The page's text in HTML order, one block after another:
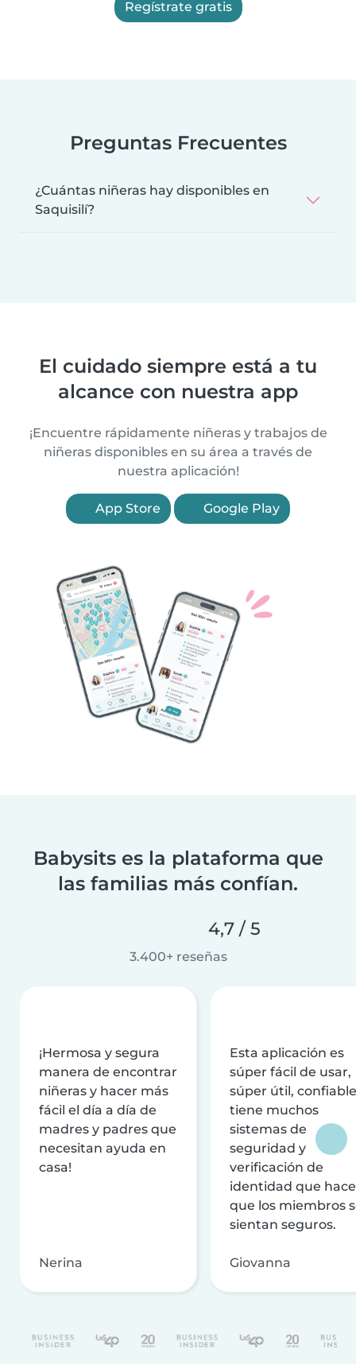
Regístrate gratis
Preguntas Frecuentes
¿Cuántas niñeras hay disponibles en
Saquisilí?
El cuidado siempre está a tu
alcance con nuestra app
¡Encuentre rápidamente niñeras y trabajos de
niñeras disponibles en su área a través de
nuestra aplicación!
App Store Google Play
Babysits es la plataforma que
las familias más confían.
4,7 / 5
3.400+ reseñas
¡Hermosa y segura
manera de encontrar
niñeras y hacer más
fácil el día a día de
madres y padres que
necesitan ayuda en
casa!
Nerina
Esta aplicación es
súper fácil de usar,
súper útil,
tiene muchos
sistemas de
seguridad y
verificación de
identidad que
que los miembros
sientan seguros.
Giovanna